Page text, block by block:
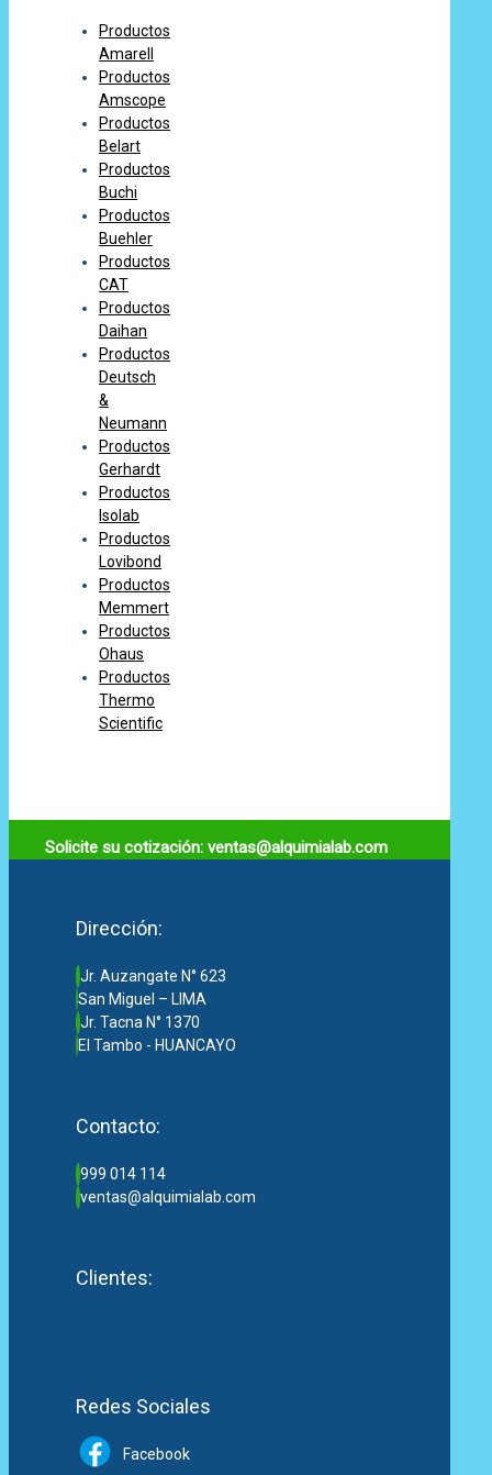
Productos
Amarell
Productos
Amscope
Productos
Belart
Productos
Buchi
Productos
Buehler
Productos
CAT
Productos
Daihan
Productos
Deutsch
&
Neumann
Productos
Gerhardt
Productos
Isolab
Productos
Lovibond
Productos
Memmert
Productos
Ohaus
Productos
Thermo
Scientific
Solicite su cotización: ventas@alquimialab.com
Dirección:
Jr. Auzangate N° 623
San Miguel – LIMA
Jr. Tacna N° 1370
El Tambo - HUANCAYO
Contacto:
999 014 114
ventas@alquimialab.com
Clientes:
Redes Sociales
Facebook